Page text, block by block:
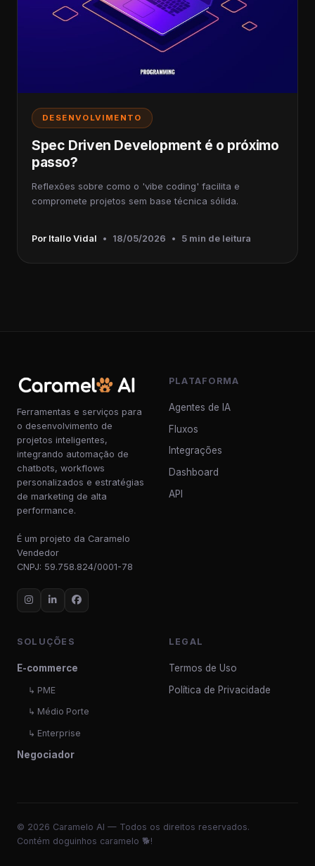
DESENVOLVIMENTO
Spec Driven Development é o próximo
passo?
Reflexões sobre como o 'vibe coding' facilita e
compromete projetos sem base técnica sólida.
Por Itallo Vidal • 18/05/2026 • 5 min de leitura
Ferramentas e serviços para
o desenvolvimento de
projetos inteligentes,
integrando automação de
chatbots, workflows
personalizados e estratégias
de marketing de alta
performance.
É um projeto da Caramelo
Vendedor
CNPJ: 59.758.824/0001-78
PLATAFORMA
Agentes de IA
Fluxos
Integrações
Dashboard
API
SOLUÇÕES
E-commerce
↳ PME
↳ Médio Porte
↳ Enterprise
Negociador
LEGAL
Termos de Uso
Política de Privacidade
© 2026 Caramelo AI — Todos os direitos reservados.
Contém doguinhos caramelo 🐕!